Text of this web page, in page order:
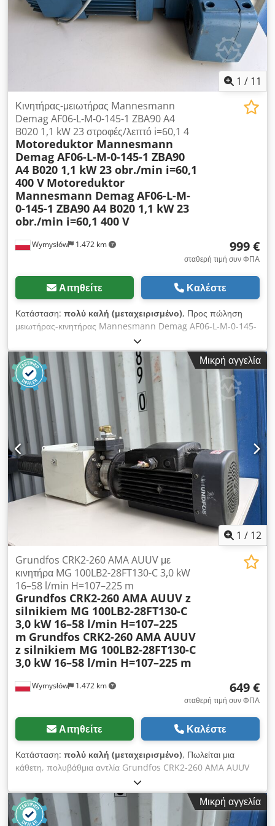
- 32 στηρίγματα, υλικό στήριξης, βίδες - 64 άγκιστρα δαπέδου
(ZZBA1210) - 72 οριζόντιες δοκοί μήκους 3,6 μ. (T3615 -
RAL2008) - 4 πινακίδες αναγραφής φορτίου (BSMcP) Τα
πλαίσια συναρμολογούνται με βίδες, δεν παραδίδονται προ-
συναρμολογημένα. Dedjzqyn Tspfx Anpjkr Μεταφορά /
Παράδοση: - Μέγιστος χρόνος παράδοσης: 20 εργάσιμες
ημέρες από την ημερομηνία πληρωμής - Παράδοση δωρεάν
στο εργοτάξιο / τόπο συναρμολόγησης - Η εκφόρτωση από το
φορτηγό γίνεται από τον αγοραστή με δικό του μηχάνημα
ανύψωσης - Παραδόσεις σε όλη την επικράτεια της
Ομοσπονδιακής Δημοκρατίας της Γερμανίας. Εξαιρούνται τα
νησιά! Παραδόσεις σε χώρες της Ευρωπαϊκής Ένωσης κατόπιν
εξατομικευμένης συμφωνίας.
1 / 11
Wymysłów 1.472 km
Κινητήρας-μειωτήρας Mannesmann
Demag AF06-L-M-0-145-1 ZBA90 A4
B020 1,1 kW 23 στροφές/λεπτό i=60,1 4
Motoreduktor Mannesmann
Demag AF06-L-M-0-145-1 ZBA90
A4 B020 1,1 kW 23 obr./min i=60,1
400 V Motoreduktor
Mannesmann Demag AF06-L-M-
0-145-1 ZBA90 A4 B020 1,1 kW 23
obr./min i=60,1 400 V
999 €
σταθερή τιμή συν ΦΠΑ
Αιτηθείτε Καλέστε
Κατάσταση: πολύ καλή (μεταχειρισμένο), Προς πώληση
μειωτήρας-κινητήρας Mannesmann Demag AF06-L-M-0-145-
1 με τριφασικό κινητήρα Demag ZBA90 A4 B020. Η συσκευή
είναι πλήρως λειτουργική, έχει ελεγχθεί και είναι έτοιμη για
χρήση. Η οπτική κατάσταση είναι καλή, με φυσιολογικά
σημάδια χρήσης. Σημειώσεις: Dodpfx Ajzpbufjnpekr * Μία
από τις βάσεις στήριξης έχει κοπεί – αυτό δεν επηρεάζει τη
λειτουργία ή την σωστή τοποθέτηση του μειωτήρα-κινητήρα. *
Στο πλαστικό κάλυμμα του κινητήρα υπάρχει μια μικρή ρωγμή,
η οποία δεν επηρεάζει τη λειτουργία της συσκευής. Τεχνικά
χαρακτηριστικά: * Κατασκευαστής: Mannesmann Demag AG
* Μοντέλο μειωτήρα: AF06-L-M-0-145-1 * Μοντέλο κινητήρα:
Demag ZBA90 A4 B020 * Ισχύς: 1,1 kW * Τροφοδοσία: 3×400
V AC, 50 Hz * Τάση φρένου: 180 V DC * Ονομαστικό ρεύμα:
2,80 A * Ταχύτητα κινητήρα: 1400 σ.α.λ. * Ταχύτητα εξόδου:
περίπου 23 σ.α.λ. * Λόγος μετάδοσης: i = 60,1 * Ροπή
φρένου: 20 Nm * Cos φ: 0,75 * Βαθμός προστασίας: IP54 *
Μικρή αγγελία
1 / 12
Wymysłów 1.472 km
Grundfos CRK2-260 AMA AUUV με
κινητήρα MG 100LB2-28FT130-C 3,0 kW
16–58 l/min H=107–225 m
Grundfos CRK2-260 AMA AUUV z
silnikiem MG 100LB2-28FT130-C
3,0 kW 16–58 l/min H=107–225
m Grundfos CRK2-260 AMA AUUV
z silnikiem MG 100LB2-28FT130-C
3,0 kW 16–58 l/min H=107–225 m
649 €
σταθερή τιμή συν ΦΠΑ
Αιτηθείτε Καλέστε
Κατάσταση: πολύ καλή (μεταχειρισμένο), Πωλείται μια
κάθετη, πολυβάθμια αντλία Grundfos CRK2-260 AMA AUUV
με τριφασικό κινητήρα Grundfos MG 100LB2-28FT130-C. Η
συσκευή είναι πλήρως λειτουργική, έχει ελεγχθεί και είναι έτοιμη
για χρήση. Η τεχνική της κατάσταση είναι πολύ καλή, με ορατά
σημάδια κανονικής φθοράς που προκύπτουν από τη χρήση.
Μικρή αγγελία